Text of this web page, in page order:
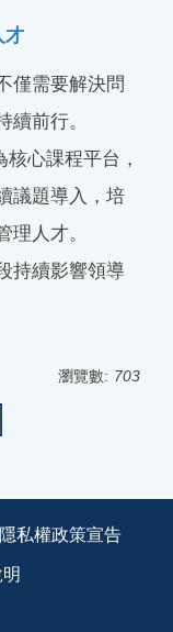
才
僅需要解決問
續前行。
心課程平台，
議題導入，培
人才。
持續影響領導
瀏覽數: 703
隱私權政策宣告